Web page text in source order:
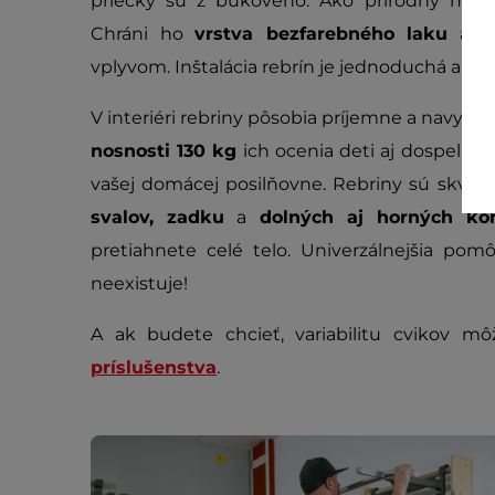
Chráni hovrstva bezfarebného laku a
vplyvom. Inštalácia rebrín je jednoduchá a
V interiéri rebriny pôsobia príjemne a navyše
nosnosti 130 kg ich ocenia deti aj dospelí a
vašej domácej posilňovne. Rebriny sú
svalov, zadku a dolných aj horných
pretiahnete celé telo. Univerzálnejšia
neexistuje!
A ak budete chcieť, variabilitu cvikov
príslušenstva.